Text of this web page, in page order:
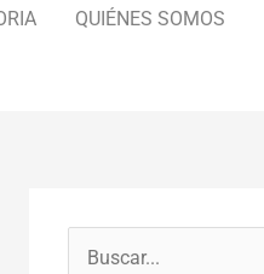
QUIÉNES SOMOS